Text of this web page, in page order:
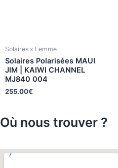
Solaires x Femme
Solaires Polarisées MAUI
JIM | KAIWI CHANNEL
MJ840 004
255.00€
Où nous trouver ?